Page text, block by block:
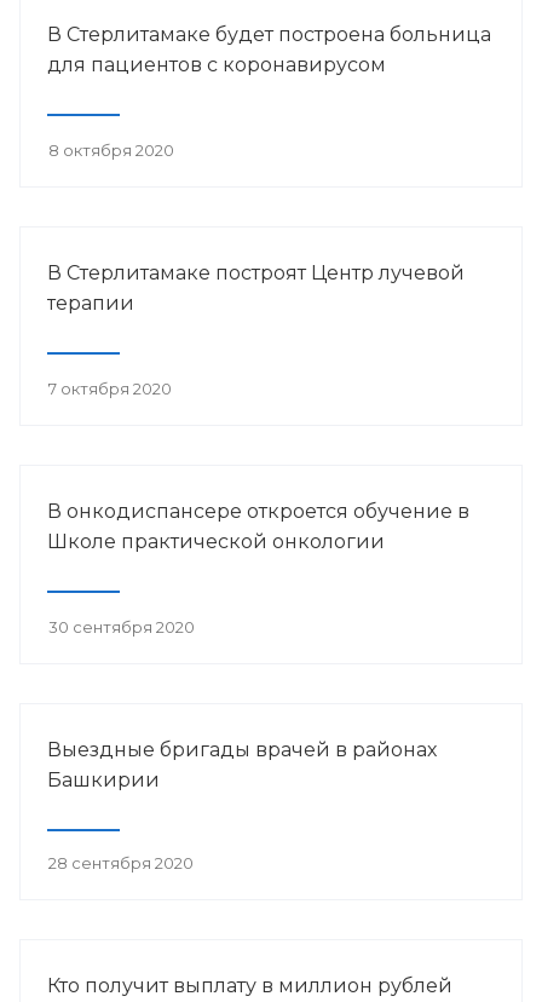
В Стерлитамаке будет построена больница
для пациентов с коронавирусом
8 октября 2020
В Стерлитамаке построят Центр лучевой
терапии
7 октября 2020
В онкодиспансере откроется обучение в
Школе практической онкологии
30 сентября 2020
Выездные бригады врачей в районах
Башкирии
28 сентября 2020
Кто получит выплату в миллион рублей